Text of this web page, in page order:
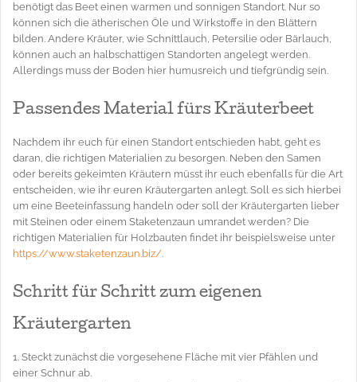
benötigt das Beet einen warmen und sonnigen Standort. Nur so
können sich die ätherischen Öle und Wirkstoffe in den Blättern
bilden. Andere Kräuter, wie Schnittlauch, Petersilie oder Bärlauch,
können auch an halbschattigen Standorten angelegt werden.
Allerdings muss der Boden hier humusreich und tiefgründig sein.
Passendes Material fürs Kräuterbeet
Nachdem ihr euch für einen Standort entschieden habt, geht es
daran, die richtigen Materialien zu besorgen. Neben den Samen
oder bereits gekeimten Kräutern müsst ihr euch ebenfalls für die Art
entscheiden, wie ihr euren Kräutergarten anlegt. Soll es sich hierbei
um eine Beeteinfassung handeln oder soll der Kräutergarten lieber
mit Steinen oder einem Staketenzaun umrandet werden? Die
richtigen Materialien für Holzbauten findet ihr beispielsweise unter
https://www.staketenzaun.biz/.
Schritt für Schritt zum eigenen
Kräutergarten
1. Steckt zunächst die vorgesehene Fläche mit vier Pfählen und
einer Schnur ab.